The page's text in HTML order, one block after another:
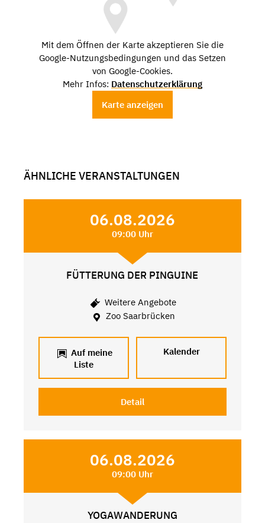
Mit dem Öffnen der Karte akzeptieren Sie die
Google-Nutzungsbedingungen und das Setzen
von Google-Cookies.
Mehr Infos: Datenschutzerklärung
Karte anzeigen
ÄHNLICHE VERANSTALTUNGEN
06.08.2026
09:00 Uhr
FÜTTERUNG DER PINGUINE
Weitere Angebote
Zoo Saarbrücken
Auf meine
Liste
Kalender
Detail
06.08.2026
09:00 Uhr
YOGAWANDERUNG